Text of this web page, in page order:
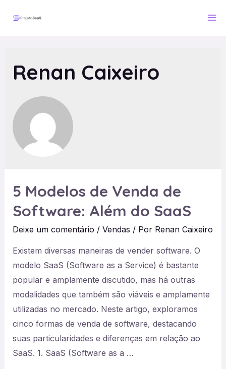
para
Renan Caixeiro
5 Modelos de Venda de
Software: Além do SaaS
Deixe um comentário / Vendas / Por Renan Caixeiro
Existem diversas maneiras de vender software. O
modelo SaaS (Software as a Service) é bastante
popular e amplamente discutido, mas há outras
modalidades que também são viáveis e amplamente
utilizadas no mercado. Neste artigo, exploramos
cinco formas de venda de software, destacando
suas particularidades e diferenças em relação ao
SaaS. 1. SaaS (Software as a …